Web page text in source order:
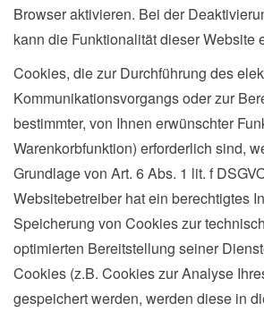
Browser aktivieren. Bei der
kann die Funktionalität dieser Website
Cookies, die zur Durchführung des
Kommunikationsvorgangs oder zur
bestimmter, von Ihnen erwünschter
Warenkorbfunktion) erforderlich sind,
Grundlage von Art. 6 Abs. 1 lit. f
Websitebetreiber hat ein berechtigtes
Speicherung von Cookies zur
optimierten Bereitstellung seiner
Cookies (z.B. Cookies zur Analyse
gespeichert werden, werden diese in